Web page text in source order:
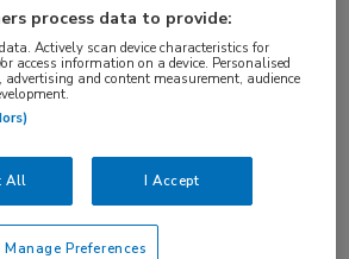
regelmatig voor na het
inflammatoire profylaxe,
na verloop van tijd
die worden gezien
Dat blijkt uit een meta-analyse
zijn gepubliceerd in
.
process data to provide:
Actively scan device characteristics for
access information on a device. Personalised
and content measurement, audience
All I Accept
Manage Preferences